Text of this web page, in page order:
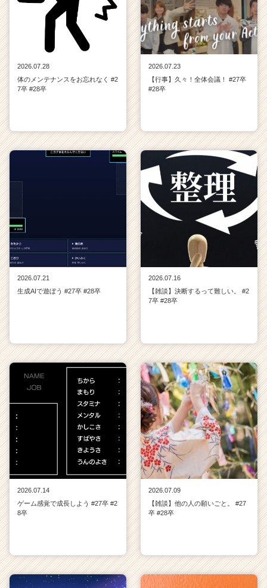
2026.07.28
体のメンテナンスをお忘れなく #2
7卒 #28卒
2026.07.23
【行事】久々！全体会議！ #27卒
#28卒
2026.07.21
生成AIで遊ぼう #27卒 #28卒
2026.07.16
【雑談】決断するって難しい。 #2
7卒 #28卒
2026.07.14
ゲーム感覚で成長しよう #27卒 #2
8卒
2026.07.09
【雑談】他の人の願いごと。 #27
卒 #28卒